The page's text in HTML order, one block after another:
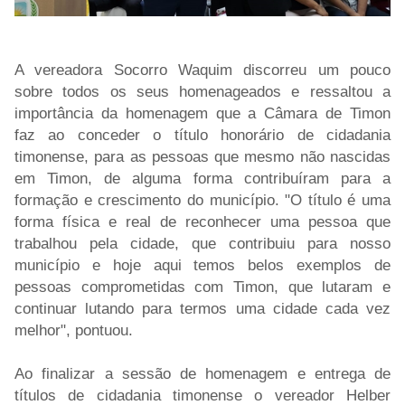
A vereadora Socorro Waquim discorreu um pouco
sobre todos os seus homenageados e ressaltou a
importância da homenagem que a Câmara de Timon
faz ao conceder o título honorário de cidadania
timonense, para as pessoas que mesmo não nascidas
em Timon, de alguma forma contribuíram para a
formação e crescimento do município. "O título é uma
forma física e real de reconhecer uma pessoa que
trabalhou pela cidade, que contribuiu para nosso
município e hoje aqui temos belos exemplos de
pessoas comprometidas com Timon, que lutaram e
continuar lutando para termos uma cidade cada vez
melhor", pontuou.
Ao finalizar a sessão de homenagem e entrega de
títulos de cidadania timonense o vereador Helber